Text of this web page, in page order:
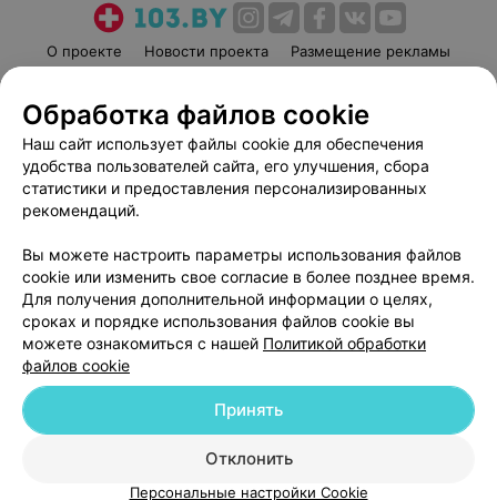
О проекте Новости проекта
Размещение рекламы
Пользовательское соглашение
Способы оплаты
Вакансии
Партнеры
Написать руководителю 103.by
Обработка персональных данных
© 2026 ООО «Артокс Лаб», УНП 191700409
| 220012, Республика Беларусь,
Служба поддержки +375 291212755
Обработка файлов cookie
Наш сайт использует файлы cookie для обеспечения
удобства пользователей сайта, его улучшения, сбора
статистики и предоставления персонализированных
рекомендаций.
Вы можете настроить параметры использования файлов
cookie или изменить свое согласие в более позднее время.
Для получения дополнительной информации о целях,
сроках и порядке использования файлов cookie вы
можете ознакомиться с нашей Политикой обработки
файлов cookie
Отклонить
Принять
Персональные настройки Cookie